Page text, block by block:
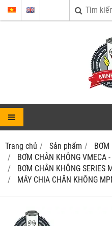
Trang chủ Sản phẩm
BƠM
BƠM CHÂN KHÔNG VMECA
BƠM CHÂN KHÔNG SERIES
MÁY CHIA CHÂN KHÔNG